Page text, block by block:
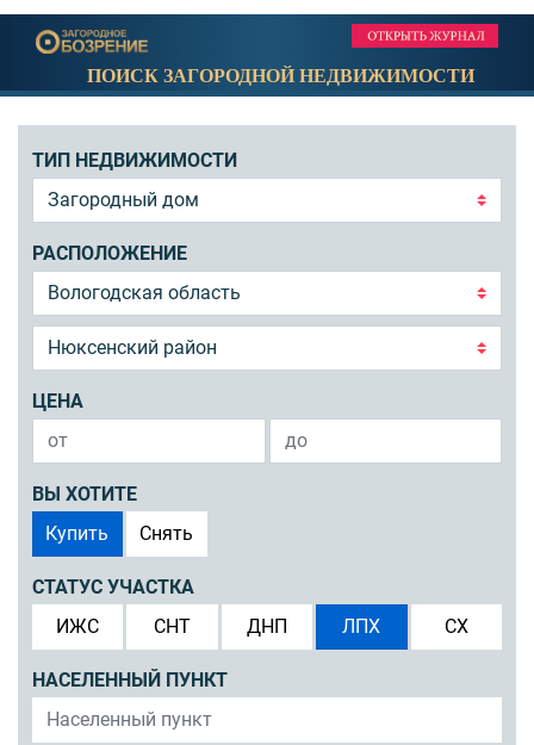
ПОИСК ЗАГОРОДНОЙ НЕДВИЖИМОСТИ
ТИП НЕДВИЖИМОСТИ
РАСПОЛОЖЕНИЕ
ЦЕНА
ВЫ ХОТИТЕ
Купить
Снять
СТАТУС УЧАСТКА
ИЖС
СНТ ДНП ЛПХ СХ
НАСЕЛЕННЫЙ ПУНКТ